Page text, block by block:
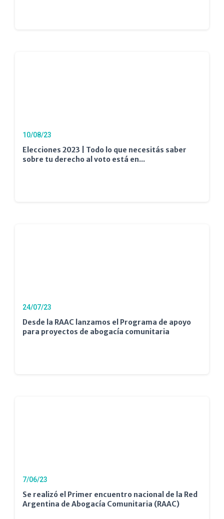
10/08/23
Elecciones 2023 | Todo lo que necesitás saber
sobre tu derecho al voto está en...
24/07/23
Desde la RAAC lanzamos el Programa de apoyo
para proyectos de abogacía comunitaria
7/06/23
Se realizó el Primer encuentro nacional de la Red
Argentina de Abogacía Comunitaria (RAAC)